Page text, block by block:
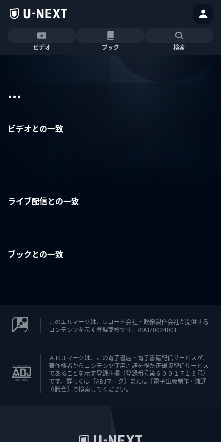
ビデオ ブック 検索
...
ビデオとの一致
ライブ配信との一致
ブックとの一致
このエルマークは、レコード会社・映像製作会社が提供する
コンテンツを示す登録商標です。RIAJ70024001
ＡＢＪマークは、この電子書店・電子書籍配信サービスが、
著作権者からコンテンツ使用許諾を得た正規版配信サービス
であることを示す登録商標（登録番号第６０９１７１３号）
です。詳しくは［ABJマーク］または［電子出版制作・流通
協議会］で検索してください。